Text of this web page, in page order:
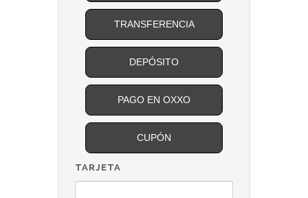
TRANSFERENCIA
DEPÓSITO
PAGO EN OXXO
CUPÓN
TARJETA